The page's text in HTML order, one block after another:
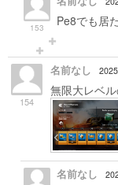
153 Pe8でも居
154
名前なし
無限大レベ
名前なし